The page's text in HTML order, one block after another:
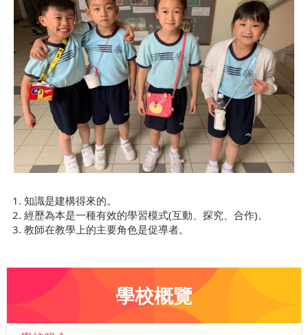
知識是建構得來的。
經歷為本是一種有效的學習模式(互動、探究、合作)。
教師在教學上的主要角色是促導者。
學校概覽